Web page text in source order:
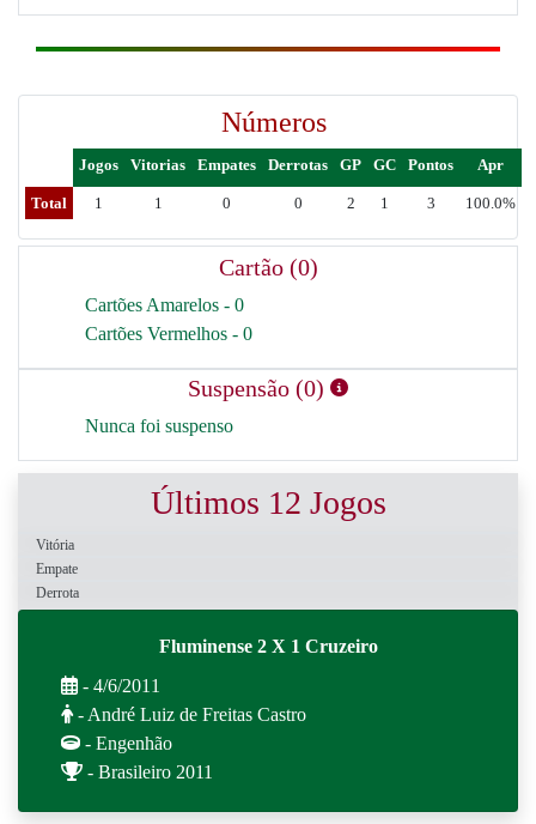
Números
Jogos Vitorias Empates Derrotas GP GC Pontos Apr
Total 1 1 0 0 2 1 3 100.0%
Cartão (0)
Cartões Amarelos - 0
Cartões Vermelhos - 0
Suspensão (0)
Nunca foi suspenso
Últimos 12 Jogos
Vitória
Empate
Derrota
Fluminense 2 X 1 Cruzeiro
- 4/6/2011
- André Luiz de Freitas Castro
- Engenhão
- Brasileiro 2011